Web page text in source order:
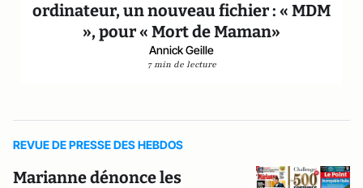
ordinateur, un nouveau fichier : « MDM
», pour « Mort de Maman»
Annick Geille
7 min de lecture
REVUE DE PRESSE DES HEBDOS
Marianne dénonce les